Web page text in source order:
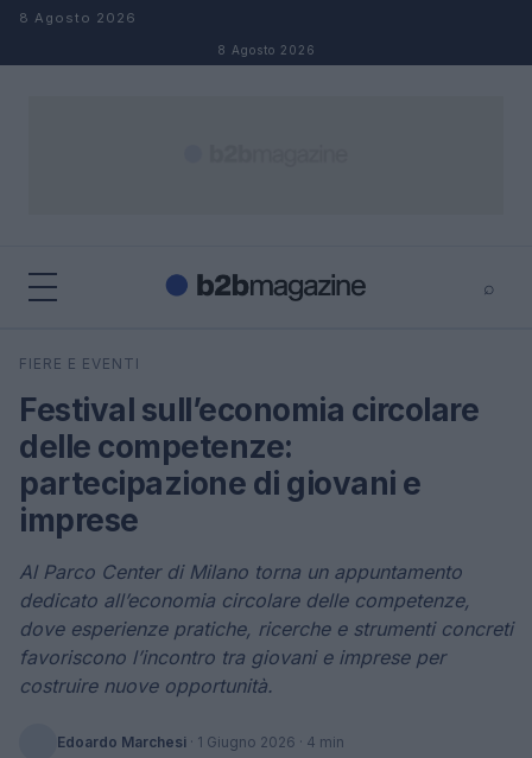
Salta al contenuto
8 Agosto 2026
8 Agosto 2026
⌕
Cerca
FIERE E EVENTI
Festival sull’economia circolare
delle competenze:
partecipazione di giovani e
imprese
Al Parco Center di Milano torna un appuntamento
dedicato all’economia circolare delle competenze,
dove esperienze pratiche, ricerche e strumenti concreti
favoriscono l’incontro tra giovani e imprese per
costruire nuove opportunità.
Edoardo Marchesi · 1 Giugno 2026 · 4 min